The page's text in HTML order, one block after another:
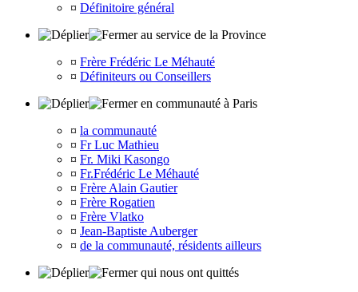
¤ Définitoire général
au service de la Province
¤ Frère Frédéric Le Méhauté
¤ Définiteurs ou Conseillers
en communauté à Paris
¤ la communauté
¤ Fr Luc Mathieu
¤ Fr. Miki Kasongo
¤ Fr.Frédéric Le Méhauté
¤ Frère Alain Gautier
¤ Frère Rogatien
¤ Frère Vlatko
¤ Jean-Baptiste Auberger
¤ de la communauté, résidents ailleurs
qui nous ont quittés